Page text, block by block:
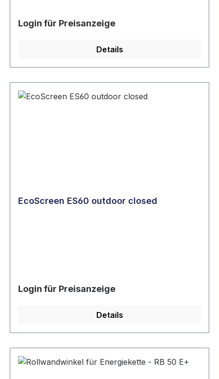
Login für Preisanzeige
Details
EcoScreen ES60 outdoor closed
Login für Preisanzeige
Details